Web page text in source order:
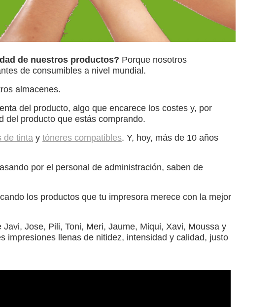
de nuestros productos? Porque nosotros
de consumibles a nivel mundial.
almacenes.
del producto, algo que encarece los costes y, por
del producto que estás comprando.
de tinta y tóneres compatibles. Y, hoy, más de 10 años
por el personal de administración, saben de
los productos que tu impresora merece con la mejor
Jose, Pili, Toni, Meri, Jaume, Miqui, Xavi, Moussa y
impresiones llenas de nitidez, intensidad y calidad, justo